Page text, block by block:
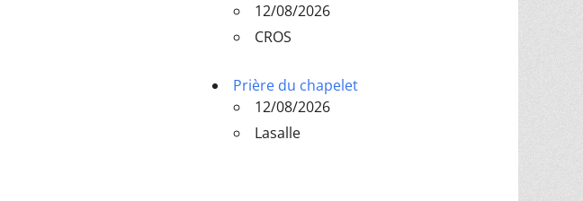
12/08/2026
CROS
Prière du chapelet
12/08/2026
Lasalle